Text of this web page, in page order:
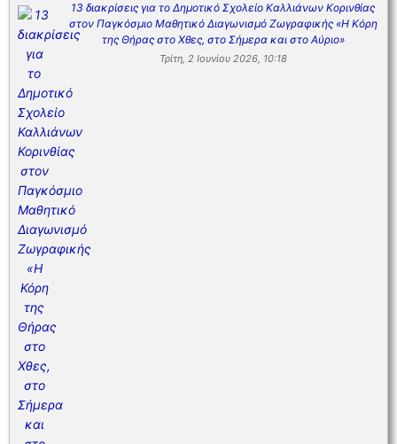
13 διακρίσεις για το Δημοτικό Σχολείο Καλλιάνων Κορινθίας
στον Παγκόσμιο Μαθητικό Διαγωνισμό Ζωγραφικής «Η Κόρη
της Θήρας στο Χθες, στο Σήμερα και στο Αύριο»
Τρίτη, 2 Ιουνίου 2026, 10:18